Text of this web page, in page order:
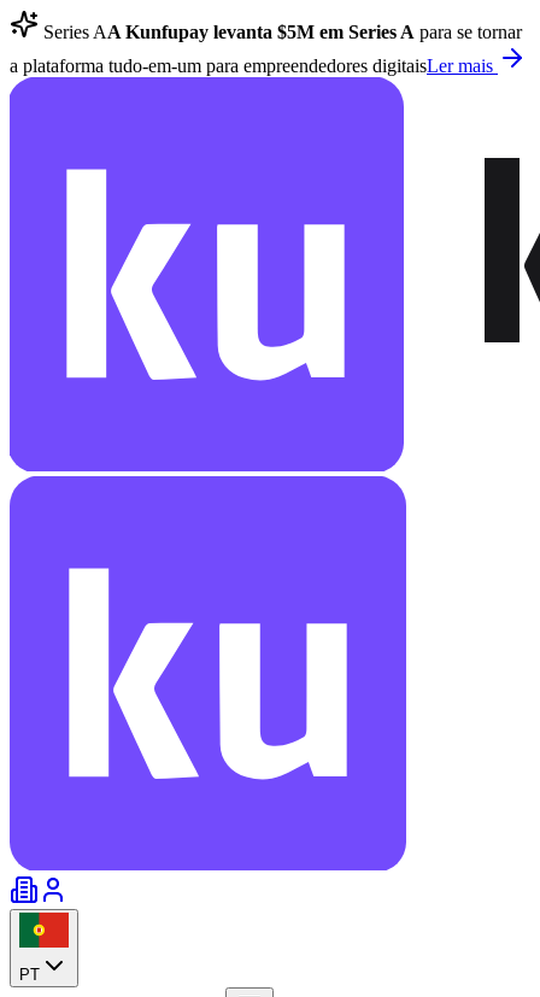
Series AA Kunfupay levanta $5M em Series A para se tornar
a plataforma tudo-em-um para empreendedores digitaisLer mais
PT